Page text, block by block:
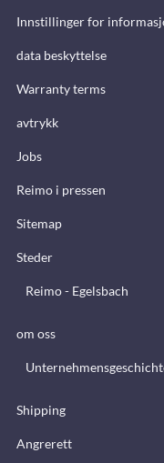
Innstillinger for
data beskyttelse
Warranty terms
avtrykk
Jobs
Reimo i pressen
Sitemap
Steder
Reimo - Egelsbach
om oss
Shipping
Angrerett